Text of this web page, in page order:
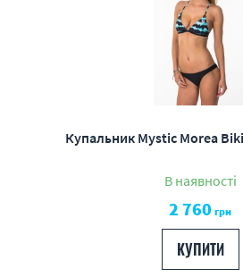
Купальник Mystic Morea
В наявності
2 760 грн
КУПИТИ